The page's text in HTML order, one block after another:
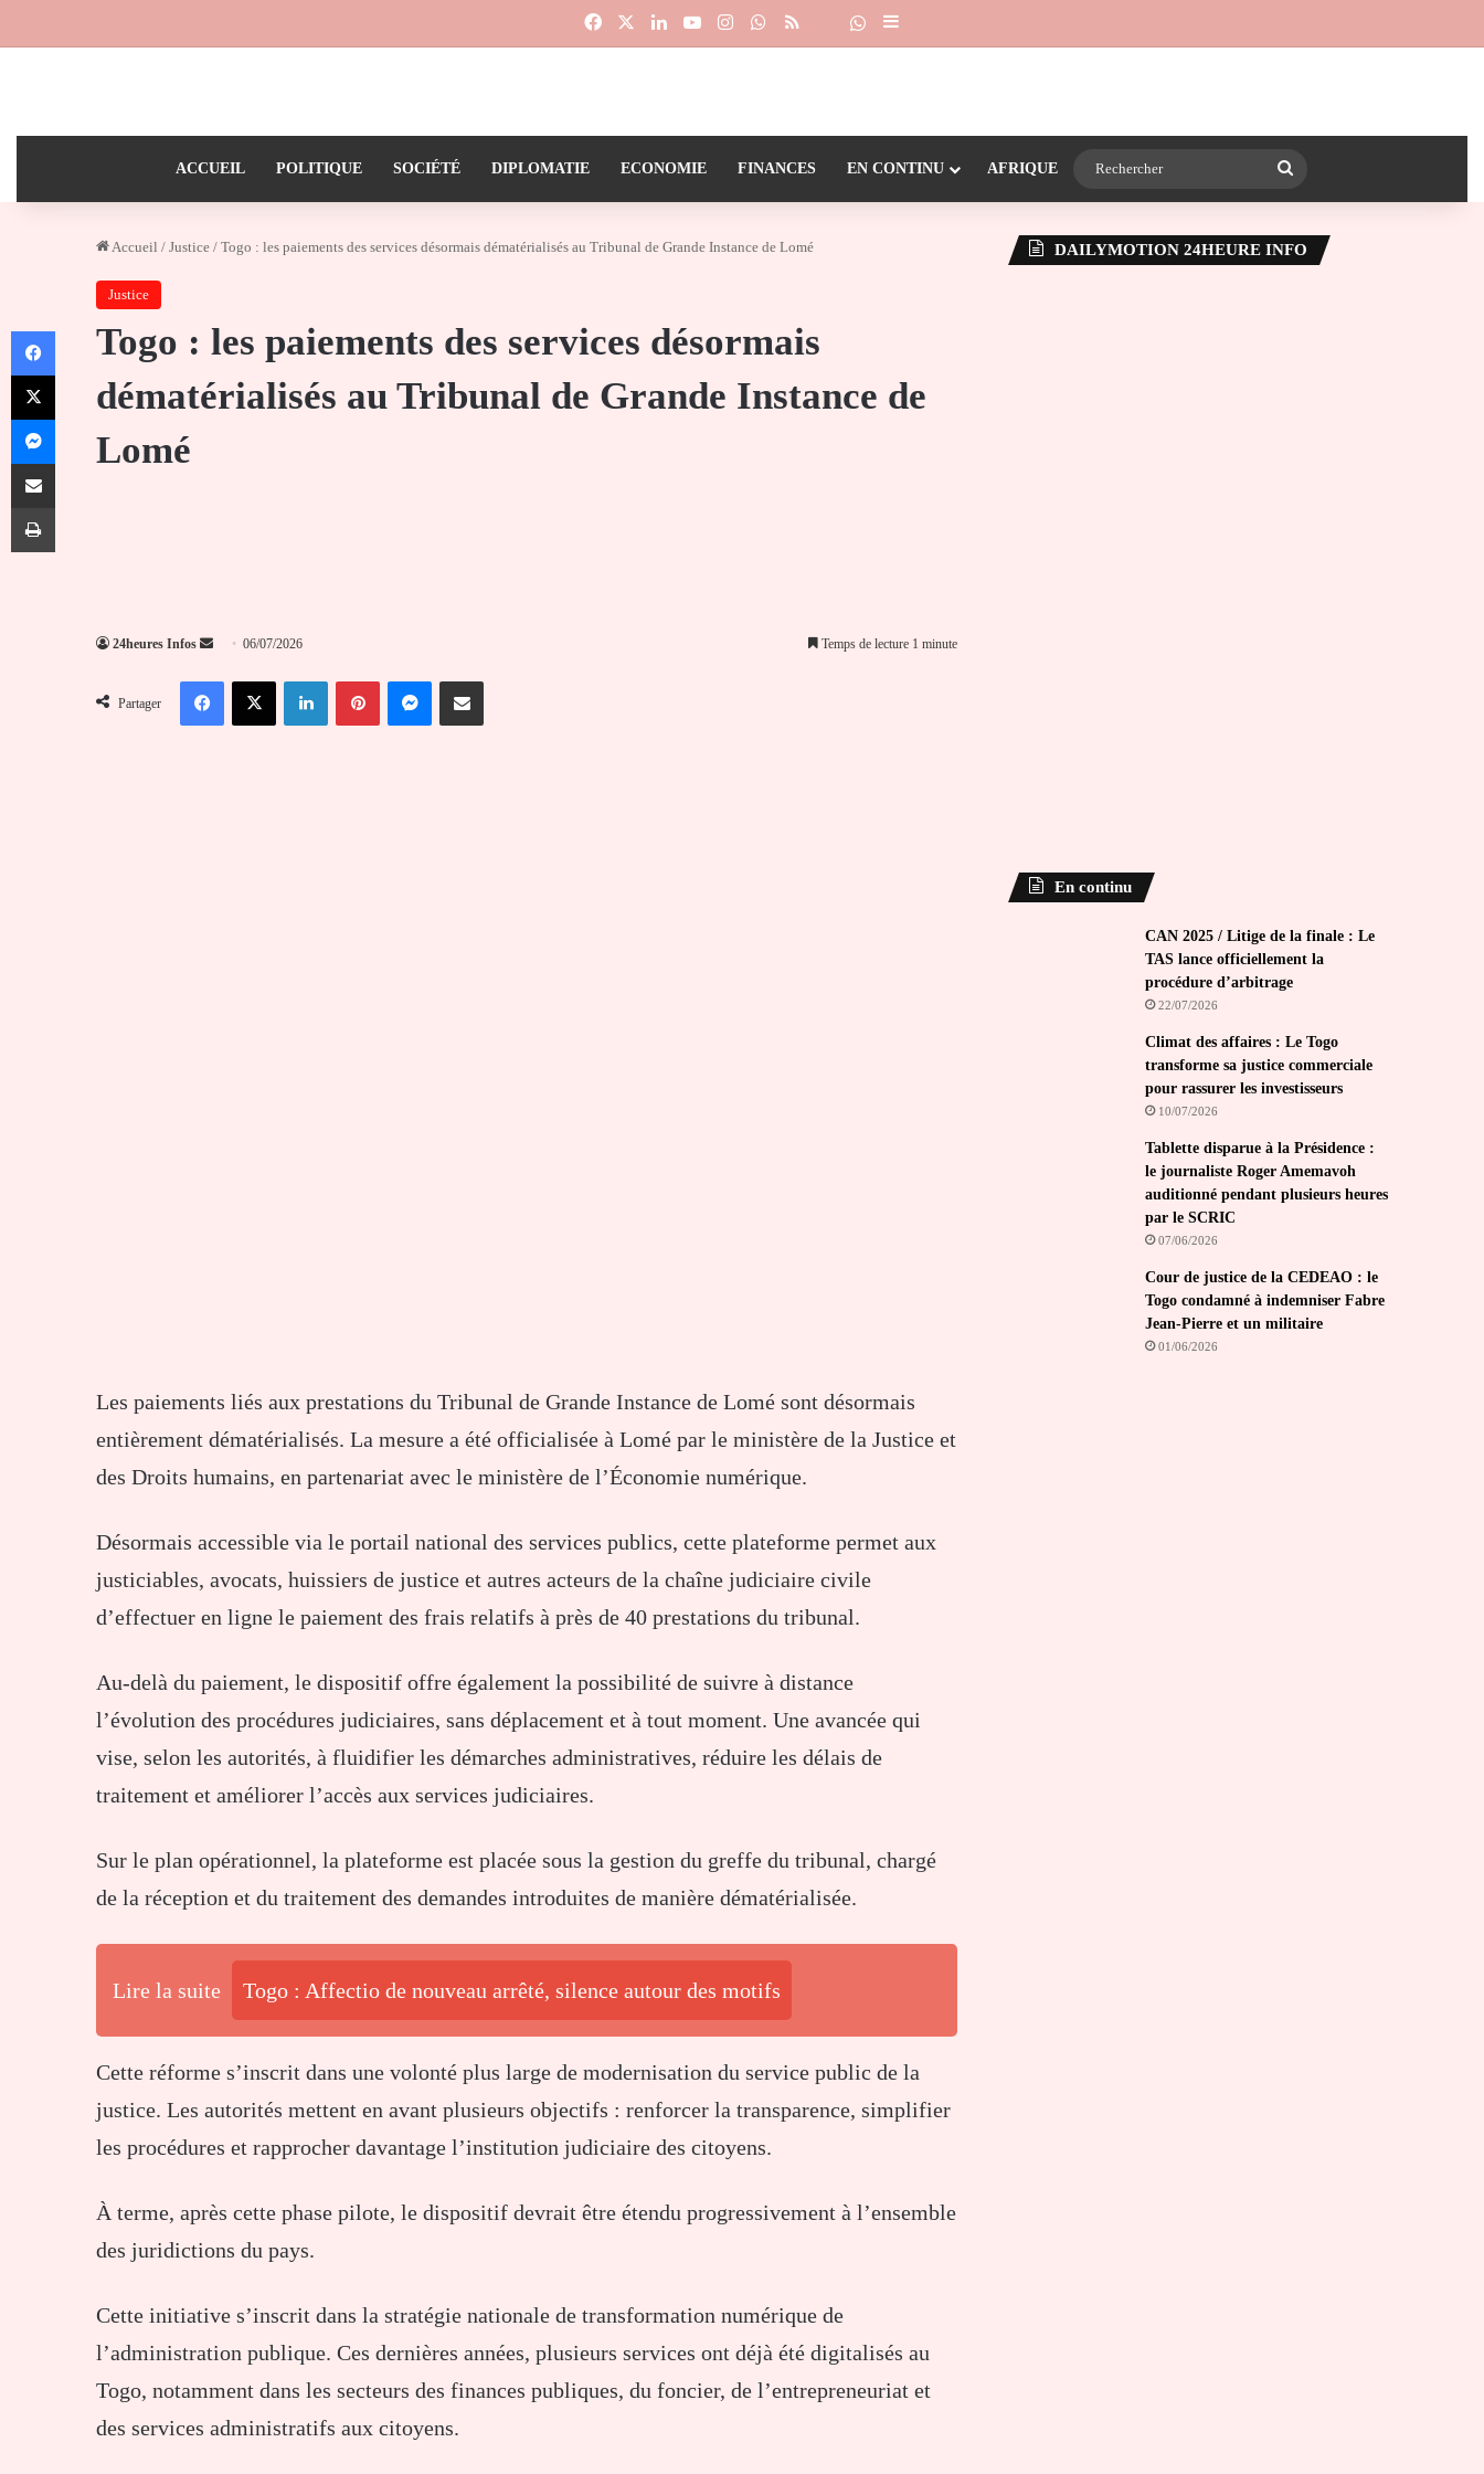
FacebookLinkedinYouTubeInstagramWhatsApp
RSS Dailymotion
Suivre la chaîne 24heureinfo sur WhatsApp
Sidebar (barre latérale)
ACCUEIL POLITIQUE SOCIÉTÉ DIPLOMATIE ECONOMIE FINANCES EN CONTINU AFRIQUE
Accueil / Justice / Togo : les paiements des services désormais dématérialisés au Tribunal de Grande Instance de Lomé
Justice
Togo : les paiements des services désormais
dématérialisés au Tribunal de Grande Instance de
Lomé
24heures Infos
Envoyer
courriel
06/07/2026 Temps de lecture 1 minute
Partager
FacebookX LinkedinPinterestMessengerPartager par email
Les paiements liés aux prestations du Tribunal de Grande Instance de Lomé sont désormais
entièrement dématérialisés. La mesure a été officialisée à Lomé par le ministère de la Justice et
des Droits humains, en partenariat avec le ministère de l’Économie numérique.
Désormais accessible via le portail national des services publics, cette plateforme permet aux
justiciables, avocats, huissiers de justice et autres acteurs de la chaîne judiciaire civile
d’effectuer en ligne le paiement des frais relatifs à près de 40 prestations du tribunal.
Au-delà du paiement, le dispositif offre également la possibilité de suivre à distance
l’évolution des procédures judiciaires, sans déplacement et à tout moment. Une avancée qui
vise, selon les autorités, à fluidifier les démarches administratives, réduire les délais de
traitement et améliorer l’accès aux services judiciaires.
Sur le plan opérationnel, la plateforme est placée sous la gestion du greffe du tribunal, chargé
de la réception et du traitement des demandes introduites de manière dématérialisée.
Lire la suite Togo : Affectio de nouveau arrêté, silence autour des motifs
Cette réforme s’inscrit dans une volonté plus large de modernisation du service public de la
justice. Les autorités mettent en avant plusieurs objectifs : renforcer la transparence, simplifier
les procédures et rapprocher davantage l’institution judiciaire des citoyens.
À terme, après cette phase pilote, le dispositif devrait être étendu progressivement à l’ensemble
des juridictions du pays.
Cette initiative s’inscrit dans la stratégie nationale de transformation numérique de
l’administration publique. Ces dernières années, plusieurs services ont déjà été digitalisés au
Togo, notamment dans les secteurs des finances publiques, du foncier, de l’entrepreneuriat et
des services administratifs aux citoyens.
DAILYMOTION 24HEURE INFO
En continu
CAN 2025 / Litige de la finale : Le
TAS lance officiellement la
procédure d’arbitrage
22/07/2026
Climat des affaires : Le Togo
transforme sa justice commerciale
pour rassurer les investisseurs
10/07/2026
Tablette disparue à la Présidence :
le journaliste Roger Amemavoh
auditionné pendant plusieurs heures
par le SCRIC
07/06/2026
Cour de justice de la CEDEAO : le
Togo condamné à indemniser Fabre
Jean-Pierre et un militaire
01/06/2026
Facebook
X
Messenger
Partager par email